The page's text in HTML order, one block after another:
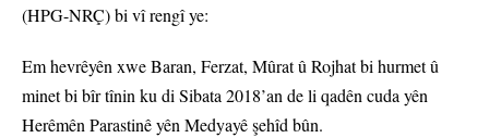
(HPG-NRÇ) bi vî rengî ye:
Em hevrêyên xwe Baran, Ferzat, Mûrat û Rojhat bi hurmet û
minet bi bîr tînin ku di Sibata 2018’an de li qadên cuda yên
Herêmên Parastinê yên Medyayê şehîd bûn.